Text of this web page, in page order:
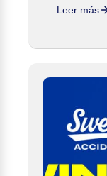
Leer más